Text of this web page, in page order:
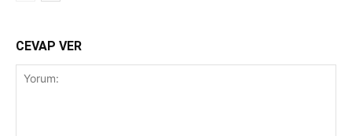
CEVAP VER